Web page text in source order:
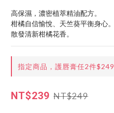
高保濕，濃密植萃精油配方。
柑橘自信愉悅、天竺葵平衡身心。
散發清新柑橘花香。
指定商品，護唇膏任2件$249
NT$239 NT$249